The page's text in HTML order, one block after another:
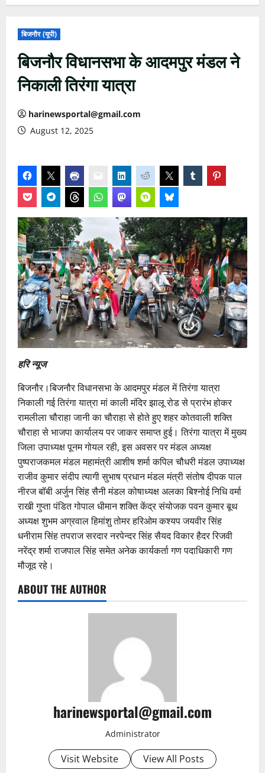
बिजनौर (यूपी)
बिजनौर विधानसभा के आदमपुर मंडल ने
निकाली तिरंगा यात्रा
harinewsportal@gmail.com
August 12, 2025
हरि न्यूज
बिजनौर।बिजनौर विधानसभा के आदमपुर मंडल में तिरंगा यात्रा
निकाली गई तिरंगा यात्रा मां काली मंदिर झालू रोड से प्रारंभ होकर
रामलीला चौराहा जानी का चौराहा से होते हुए शहर कोतवाली शक्ति
चौराहा से भाजपा कार्यालय पर जाकर समाप्त हुई। तिरंगा यात्रा में मुख्य
जिला उपाध्यक्ष पूनम गोयल रही, इस अवसर पर मंडल अध्यक्ष
पुष्पराजकमल मंडल महामंत्री आशीष शर्मा कपिल चौधरी मंडल उपाध्यक्ष
राजीव कुमार संदीप त्यागी सुभाष प्रधान मंडल मंत्री संतोष दीपक पाल
नीरज बॉबी अर्जुन सिंह सैनी मंडल कोषाध्यक्ष अलका बिश्नोई निधि वर्मा
राखी गुप्ता पंडित गोपाल धीमान शक्ति केंद्र संयोजक पवन कुमार बूथ
अध्यक्ष शुभम अग्रवाल हिमांशु तोमर हरिओम कश्यप जयवीर सिंह
धनीराम सिंह तपराज सरदार नरपेन्दर सिंह सैयद विकार हैदर रिजवी
नरेंद्र शर्मा राजपाल सिंह समेत अनेक कार्यकर्ता गण पदाधिकारी गण
मौजूद रहे।
ABOUT THE AUTHOR
harinewsportal@gmail.com
Administrator
Visit Website View All Posts